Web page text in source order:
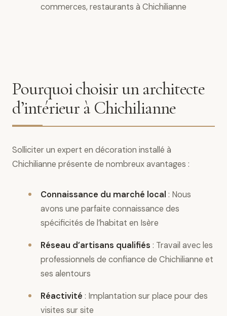
commerces, restaurants à Chichilianne
Pourquoi choisir un architecte
d’intérieur à Chichilianne
Solliciter un expert en décoration installé à
Chichilianne présente de nombreux avantages :
Connaissance du marché local : Nous
avons une parfaite connaissance des
spécificités de l’habitat en Isère
Réseau d’artisans qualifiés : Travail avec les
professionnels de confiance de Chichilianne et
ses alentours
Réactivité : Implantation sur place pour des
visites sur site